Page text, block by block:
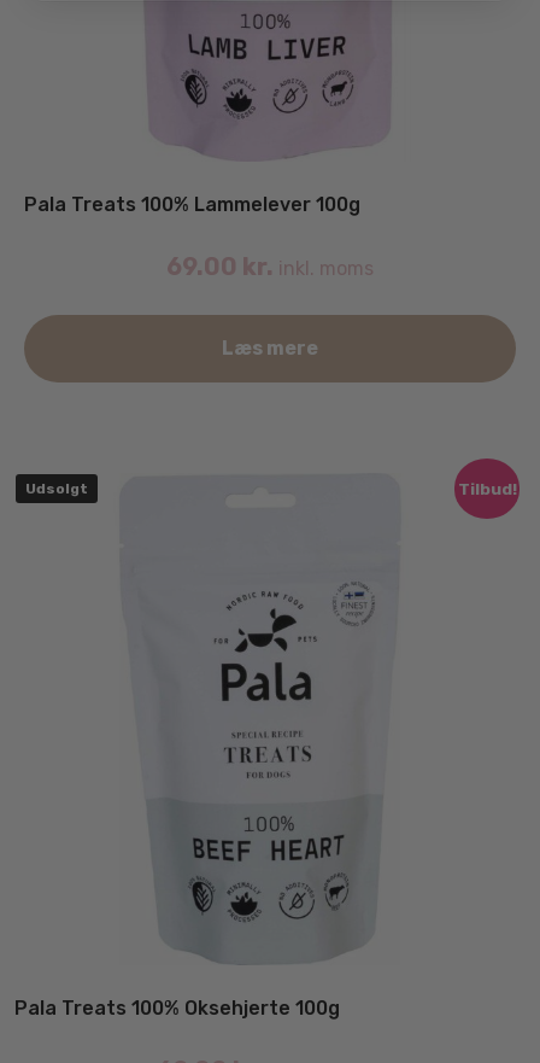
Pala Treats 100% Lammelever 100g
69.00 kr. inkl. moms
Læs mere
Tilbud!
Udsolgt
Pala Treats 100% Oksehjerte 100g